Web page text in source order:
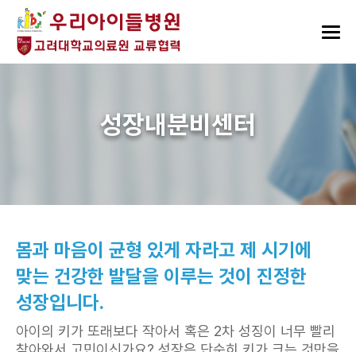
성장내분비센터
몸과 마음이 균형 있게 자라고 제 시기에
맞는 건강한 발달을 이루는 것이 진정한
성장입니다.
아이의 키가 또래보다 작아서 혹은 2차 성징이 너무 빨리